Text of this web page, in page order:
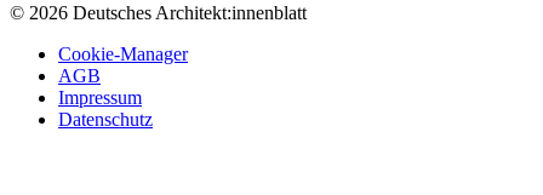
© 2026 Deutsches Architekt:innenblatt
Cookie-Manager
AGB
Impressum
Datenschutz